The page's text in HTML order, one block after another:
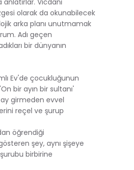
olarak da okunabilecek
arka planı unutmamak
Adı geçen
bir dünyanın
Ev'de çocukluğunun
bir ayın bir sultanı'
girmeden evvel
reçel ve şurup
öğrendiği
şey, aynı şişeye
birbirine